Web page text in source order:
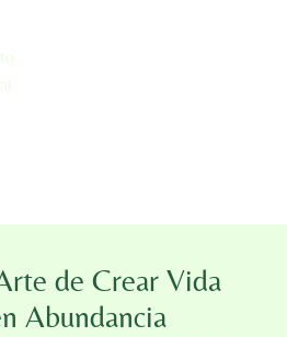
de Crear Vida
Abundancia